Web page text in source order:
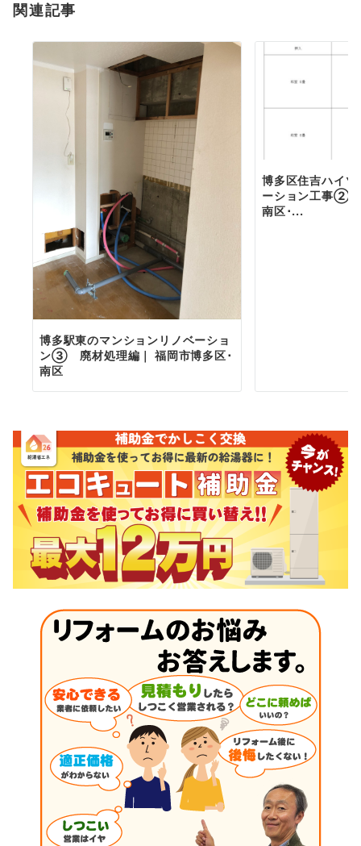
ン
関連記事
博多駅東のマンションリノベーショ
ン③ 廃材処理編｜ 福岡市博多区･
南区
博多区住吉ハイ
ーション工事②
南区･...